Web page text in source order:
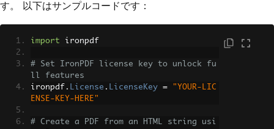
す。 以下はサンプルコードです：
import ironpdf
# Set IronPDF license key to unlock fu
ll features
ironpdf . License . LicenseKey =
"YOUR-LIC
ENSE-KEY-HERE"
# Create a PDF from an HTML string usi